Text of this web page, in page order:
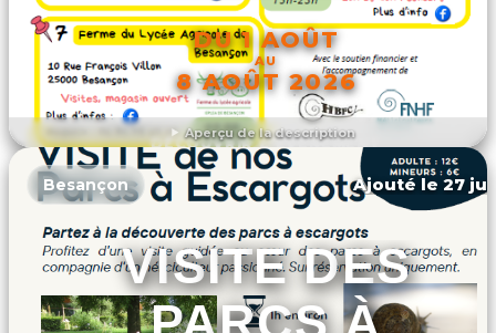
Aperçu de la description
DU 1 AOÛT
AU
8 AOÛT 2026
DÉCOUVRIR L'ÉVÉNEMENT
Besançon Ajouté le 27
VISITE DES